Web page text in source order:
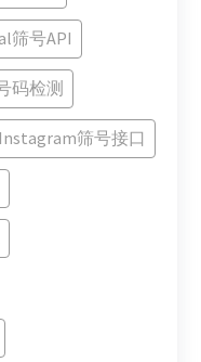
筛号API
码检测
Instagram筛号接口